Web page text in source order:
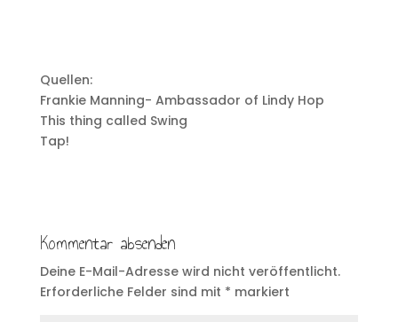
Quellen:
Frankie Manning- Ambassador of Lindy Hop
This thing called Swing
Tap!
Kommentar absenden
Deine E-Mail-Adresse wird nicht veröffentlicht.
Erforderliche Felder sind mit * markiert